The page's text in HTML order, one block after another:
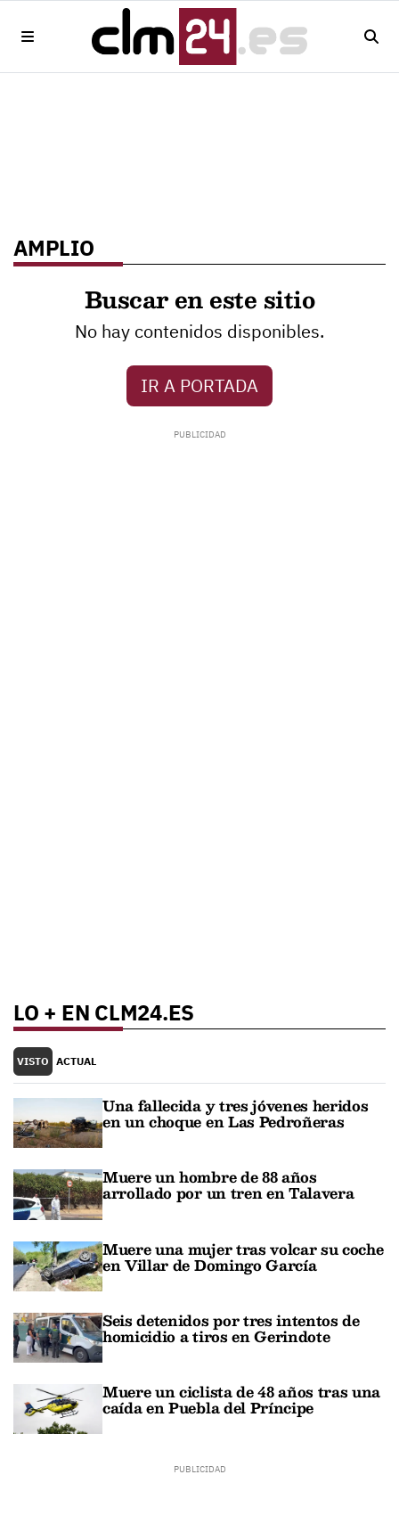
AMPLIO
Buscar en este sitio
No hay contenidos disponibles.
IR A PORTADA
LO + EN CLM24.ES
VISTO ACTUAL
Una fallecida y tres jóvenes heridos
en un choque en Las Pedroñeras
Muere un hombre de 88 años
arrollado por un tren en Talavera
Muere una mujer tras volcar su coche
en Villar de Domingo García
Seis detenidos por tres intentos de
homicidio a tiros en Gerindote
Muere un ciclista de 48 años tras una
caída en Puebla del Príncipe